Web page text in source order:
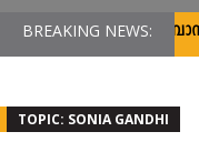
BREAKING NEWS:
മമതാ
TOPIC: SONIA GANDHI